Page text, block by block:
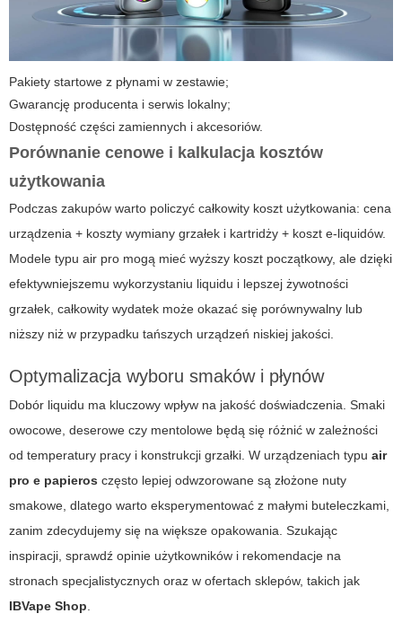
Pakiety startowe z płynami w zestawie;
Gwarancję producenta i serwis lokalny;
Dostępność części zamiennych i akcesoriów.
Porównanie cenowe i kalkulacja kosztów
użytkowania
Podczas zakupów warto policzyć całkowity koszt użytkowania: cena
urządzenia + koszty wymiany grzałek i kartridży + koszt e-liquidów.
Modele typu air pro mogą mieć wyższy koszt początkowy, ale dzięki
efektywniejszemu wykorzystaniu liquidu i lepszej żywotności
grzałek, całkowity wydatek może okazać się porównywalny lub
niższy niż w przypadku tańszych urządzeń niskiej jakości.
Optymalizacja wyboru smaków i płynów
Dobór liquidu ma kluczowy wpływ na jakość doświadczenia. Smaki
owocowe, deserowe czy mentolowe będą się różnić w zależności
od temperatury pracy i konstrukcji grzałki. W urządzeniach typu air
pro e papieros często lepiej odwzorowane są złożone nuty
smakowe, dlatego warto eksperymentować z małymi buteleczkami,
zanim zdecydujemy się na większe opakowania. Szukając
inspiracji, sprawdź opinie użytkowników i rekomendacje na
stronach specjalistycznych oraz w ofertach sklepów, takich jak
IBVape Shop